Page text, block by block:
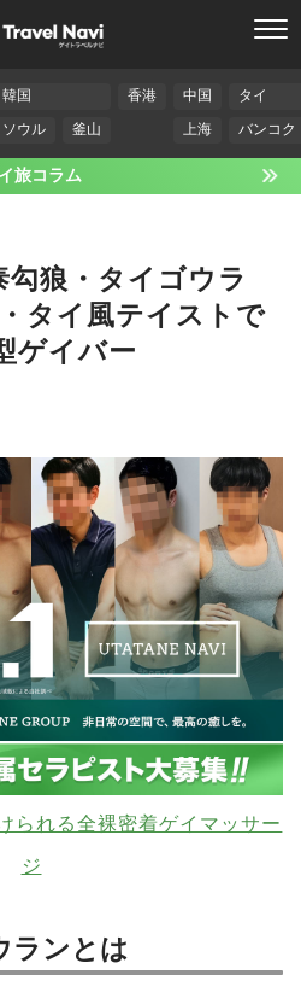
韓国
ソウル
釜山
香港
中国
上海
タイ
バンコク
旅コラム
勾狼・タイゴウラ
タイ風テイストで
ゲイバー
られる全裸密着ゲイマッサー
ジ
ランとは